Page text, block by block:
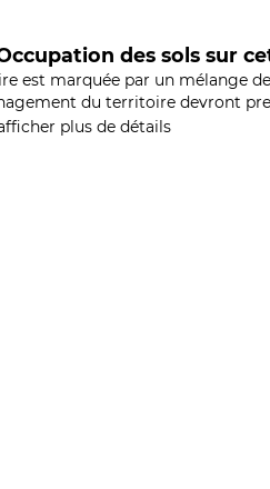
des sols sur
est marquée par un mélange
du territoire devront
plus de détails